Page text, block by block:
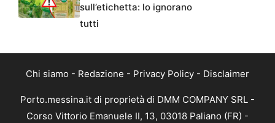
sull’etichetta: lo ignorano
tutti
Chi siamo - Redazione - Privacy Policy - Disclaimer
Porto.messina.it di proprietà di DMM COMPANY SRL -
Corso Vittorio Emanuele II, 13, 03018 Paliano (FR) -